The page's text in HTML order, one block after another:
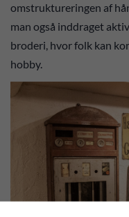
omstruktureringen af
man også inddraget
broderi, hvor folk kan
hobby.